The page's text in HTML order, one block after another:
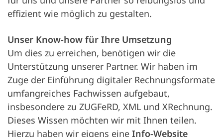
effizient wie möglich zu gestalten.
Unser Know-how für Ihre Umsetzung
Um dies zu erreichen, benötigen wir die
Unterstützung unserer Partner. Wir haben im
Zuge der Einführung digitaler Rechnungsformate
umfangreiches Fachwissen aufgebaut,
insbesondere zu ZUGFeRD, XML und XRechnung.
Dieses Wissen möchten wir mit Ihnen teilen.
Hierzu haben wir eigens eine Info-Website